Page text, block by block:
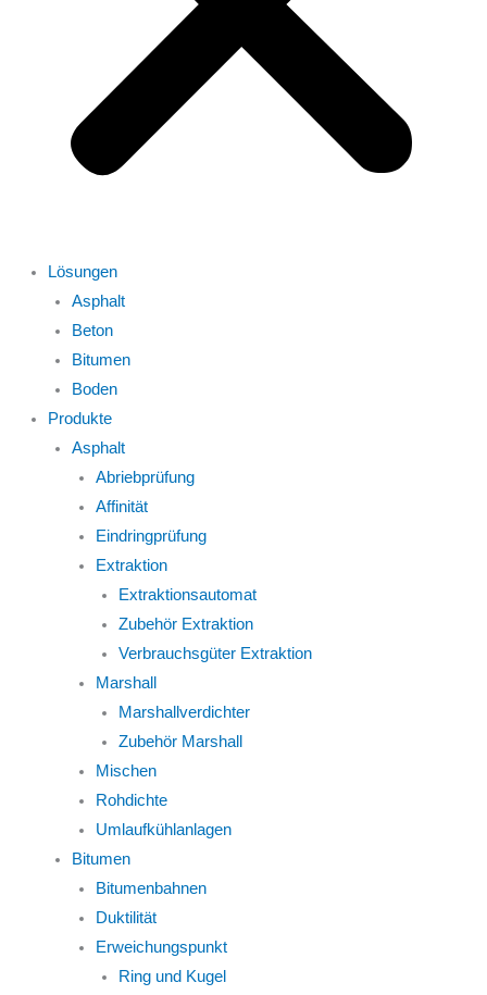
Lösungen
Asphalt
Beton
Bitumen
Boden
Produkte
Asphalt
Abriebprüfung
Affinität
Eindringprüfung
Extraktion
Extraktionsautomat
Zubehör Extraktion
Verbrauchsgüter Extraktion
Marshall
Marshallverdichter
Zubehör Marshall
Mischen
Rohdichte
Umlaufkühlanlagen
Bitumen
Bitumenbahnen
Duktilität
Erweichungspunkt
Ring und Kugel